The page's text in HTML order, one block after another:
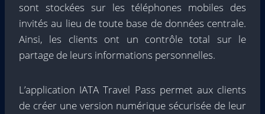
sont stockées sur les téléphones mobiles des
invités au lieu de toute base de données centrale.
Ainsi, les clients ont un contrôle total sur le
partage de leurs informations personnelles.
L’application IATA Travel Pass permet aux clients
de créer une version numérique sécurisée de leur